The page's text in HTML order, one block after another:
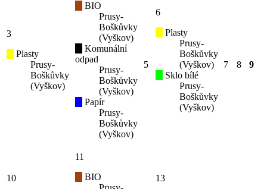
3
Plasty
Prusy-
Boškůvky
(Vyškov)
BIO
Prusy-
Boškůvky
(Vyškov)
Komunální
odpad
Prusy-
Boškůvky
(Vyškov)
Papír
Prusy-
Boškůvky
(Vyškov)
5
6
Plasty
Prusy-
Boškůvky
(Vyškov)
Sklo bílé
Prusy-
Boškůvky
(Vyškov)
7 8 9
10
11
BIO
13